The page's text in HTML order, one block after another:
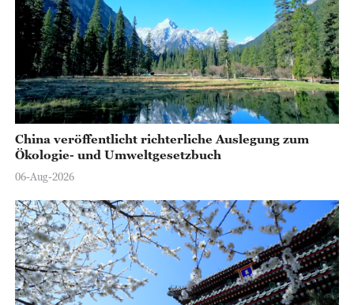
China veröffentlicht richterliche Auslegung zum
Ökologie- und Umweltgesetzbuch
06-Aug-2026